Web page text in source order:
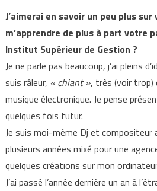
J’aimerai en savoir un peu plus
m’apprendre de plus à part votre
Institut Supérieur de Gestion ?
Je ne parle pas beaucoup, j’ai pleins
suis râleur, « chiant », très (voir trop)
musique électronique. Je pense
quelques fois futur.
Je suis moi-même Dj et compositeur
plusieurs années mixé pour une
quelques créations sur mon
J’ai passé l’année dernière un an à